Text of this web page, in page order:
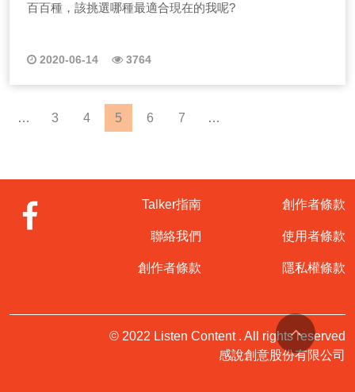
百百種，該挑選哪種最適合現在的我呢?
2020-06-14 3764
… 3 4 5 6 7 …
Talker指南
聯絡我們
創作者條款
創作者條款
使用者條款
隱私權條款
© 2022 Listen Content . All rights reserved
感說創意股份有限公司